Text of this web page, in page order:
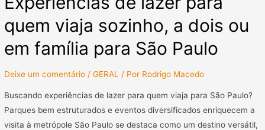
quem viaja sozinho, a dois ou
em família para São Paulo
Deixe um comentário /GERAL / Por Rodrigo Macedo
Buscando experiências de lazer para quem viaja para São Paulo?
Parques bem estruturados e eventos diversificados enriquecem a
visita à metrópole São Paulo se destaca como um destino versátil,